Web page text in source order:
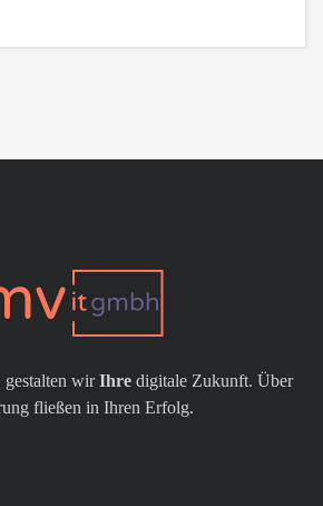
wirIhre digitale Zukunft. Über
fließen in Ihren Erfolg.